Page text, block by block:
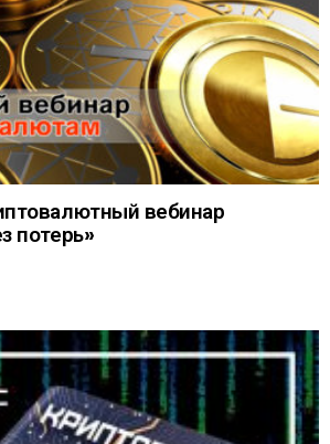
вебинар
потерь»